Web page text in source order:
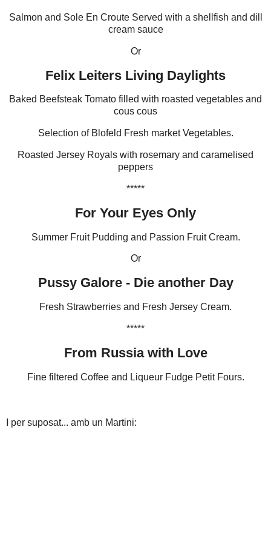
Salmon and Sole En Croute Served with a shellfish and dill
cream sauce
Or
Felix Leiters Living Daylights
Baked Beefsteak Tomato filled with roasted vegetables and
cous cous
Selection of Blofeld Fresh market Vegetables.
Roasted Jersey Royals with rosemary and caramelised
peppers
*****
For Your Eyes Only
Summer Fruit Pudding and Passion Fruit Cream.
Or
Pussy Galore - Die another Day
Fresh Strawberries and Fresh Jersey Cream.
*****
From Russia with Love
Fine filtered Coffee and Liqueur Fudge Petit Fours.
I per suposat... amb un Martini: